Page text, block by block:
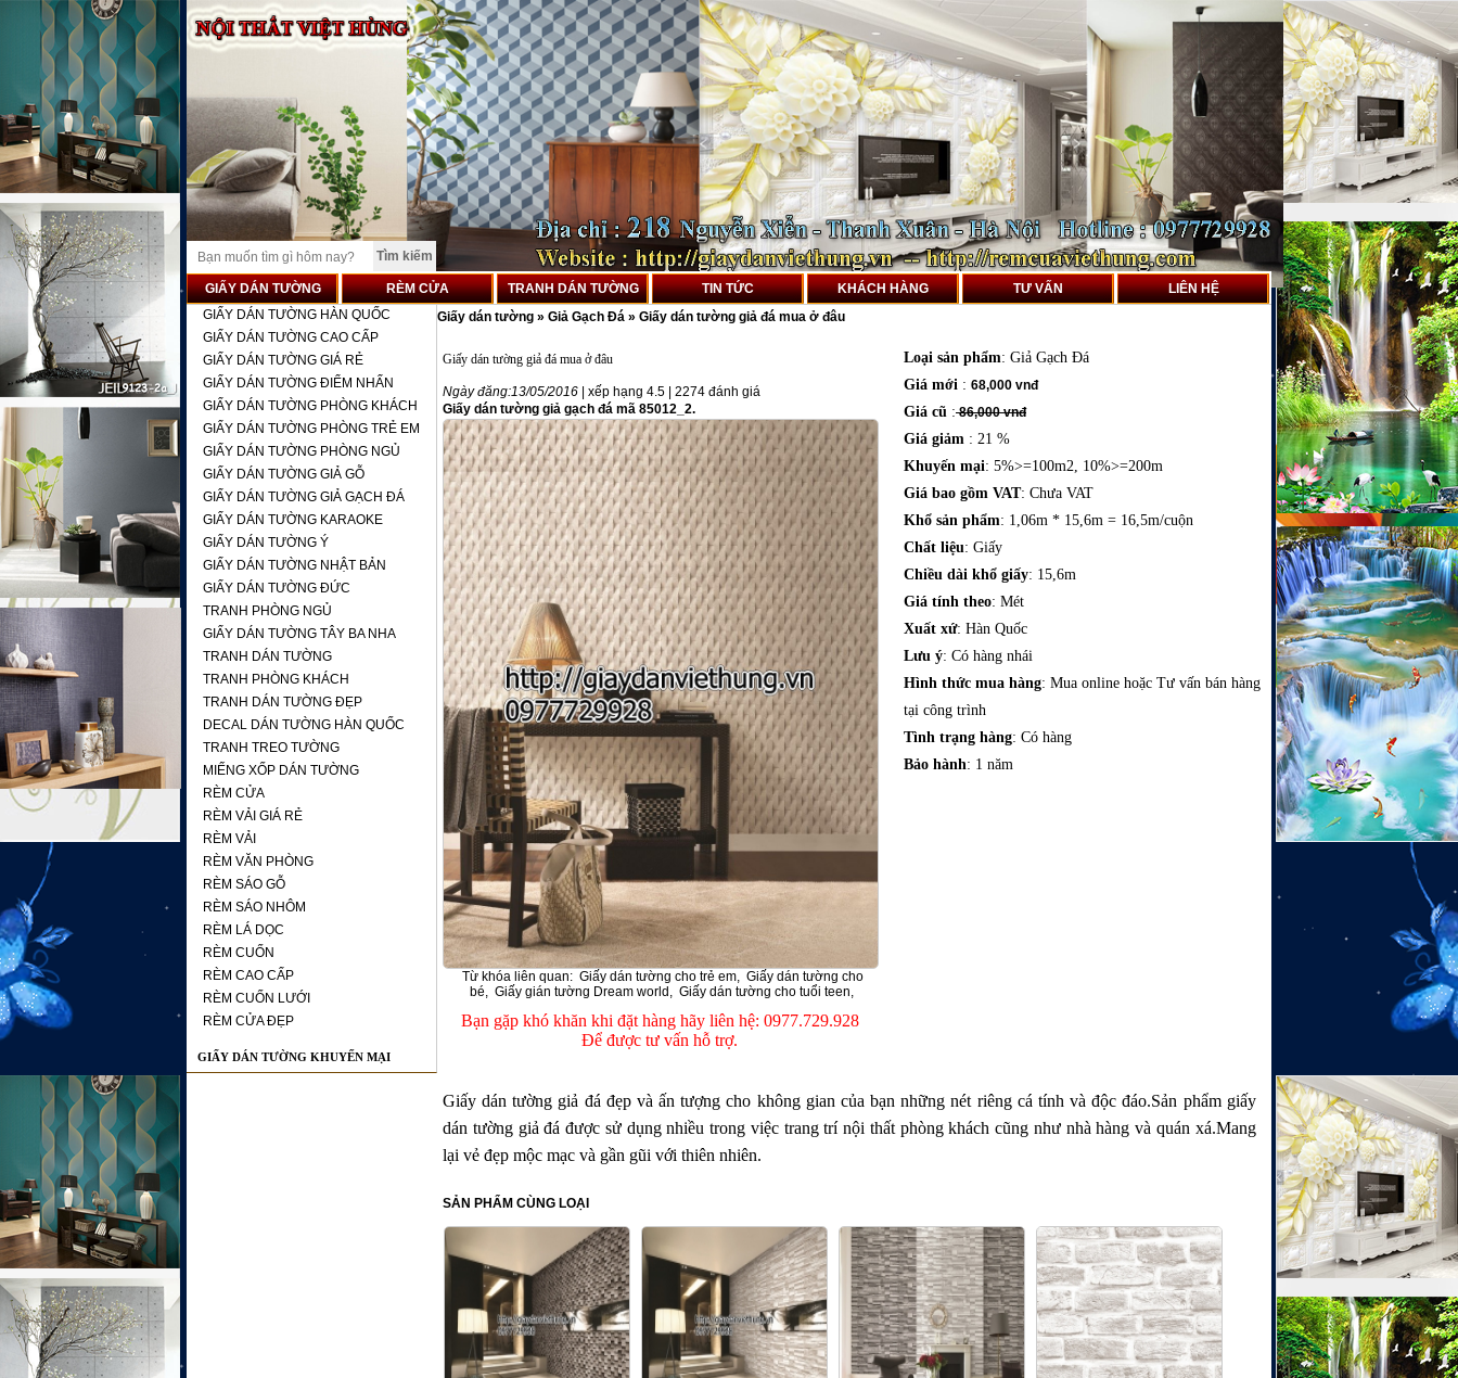
GIẤY DÁN TƯỜNG RÈM CỬA TRANH DÁN TƯỜNG TIN TỨC KHÁCH HÀNG TƯ VẤN
LIÊN HỆ
GIẤY DÁN TƯỜNG HÀN QUỐC
GIẤY DÁN TƯỜNG CAO CẤP
GIẤY DÁN TƯỜNG GIÁ RẺ
GIẤY DÁN TƯỜNG ĐIỂM NHẤN
GIẤY DÁN TƯỜNG PHÒNG KHÁCH
GIẤY DÁN TƯỜNG PHÒNG TRẺ EM
GIẤY DÁN TƯỜNG PHÒNG NGỦ
GIẤY DÁN TƯỜNG GIẢ GỖ
GIẤY DÁN TƯỜNG GIẢ GẠCH ĐÁ
GIẤY DÁN TƯỜNG KARAOKE
GIẤY DÁN TƯỜNG Ý
GIẤY DÁN TƯỜNG NHẬT BẢN
GIẤY DÁN TƯỜNG ĐỨC
TRANH PHÒNG NGỦ
GIẤY DÁN TƯỜNG TÂY BA NHA
TRANH DÁN TƯỜNG
TRANH PHÒNG KHÁCH
TRANH DÁN TƯỜNG ĐẸP
DECAL DÁN TƯỜNG HÀN QUỐC
TRANH TREO TƯỜNG
MIẾNG XỐP DÁN TƯỜNG
RÈM CỬA
RÈM VẢI GIÁ RẺ
RÈM VẢI
RÈM VĂN PHÒNG
RÈM SÁO GỖ
RÈM SÁO NHÔM
RÈM LÁ DỌC
RÈM CUỐN
RÈM CAO CẤP
RÈM CUỐN LƯỚI
RÈM CỬA ĐẸP
GIẤY DÁN TƯỜNG KHUYẾN MẠI
Giấy dán tường » Giả Gạch Đá » Giấy dán tường giả đá mua ở đâu
Giấy dán tường giả đá mua ở đâu
Ngày đăng:13/05/2016 | xếp hạng 4.5 2274 đánh giá
Giấy dán tường giả gạch đá mã 85012_2.
Từ khóa liên quan: Giấy dán tường cho trẻ em, Giấy dán tường cho
bé, Giấy gián tường Dream world , Giấy dán tường cho tuổi teen,
Bạn gặp khó khăn khi đặt hàng hãy liên hệ: 0977.729.928
Để được tư vấn hỗ trợ.
Loại sản phẩm: Giả Gạch Đá
Giá mới : 68,000 vnđ
Giá cũ :86,000 vnđ
Giá giảm : 21 %
Khuyến mại: 5%>=100m2, 10%>=200m
Giá bao gồm VAT: Chưa VAT
Khổ sản phẩm: 1,06m * 15,6m = 16,5m/cuộn
Chất liệu: Giấy
Chiều dài khổ giấy: 15,6m
Giá tính theo: Mét
Xuất xứ: Hàn Quốc
Lưu ý: Có hàng nhái
Hình thức mua hàng: Mua online hoặc Tư vấn bán hàng
tại công trình
Tình trạng hàng: Có hàng
Bảo hành: 1 năm
Giấy dán tường giả đá đẹp và ấn tượng cho không gian của bạn những nét riêng cá tính và độc đáo.Sản phẩm giấy
dán tường giả đá được sử dụng nhiều trong việc trang trí nội thất phòng khách cũng như nhà hàng và quán xá.Mang
lại vẻ đẹp mộc mạc và gần gũi với thiên nhiên.
SẢN PHẨM CÙNG LOẠI